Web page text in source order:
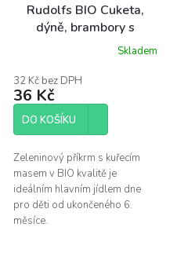
Rudolfs BIO Cuketa,
dýně, brambory s
kuřecím masem, 190 g
Skladem
32 Kč bez DPH
36 Kč
DO KOŠÍKU
Zeleninový příkrm s kuřecím
masem v BIO kvalitě je
ideálním hlavním jídlem dne
pro děti od ukončeného 6.
měsíce.